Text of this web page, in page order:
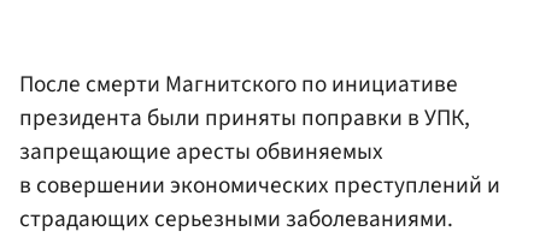
После смерти Магнитского по инициативе
президента были приняты поправки в УПК,
запрещающие аресты обвиняемых
в совершении экономических преступлений и
страдающих серьезными заболеваниями.